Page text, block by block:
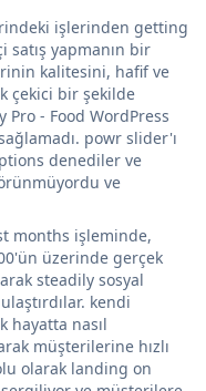
işlerinden getting
satış yapmanın bir
kalitesini, hafif ve
çekici bir şekilde
- Food WordPress
powr slider'ı
denediler ve
ve
months işleminde,
üzerinde gerçek
steadily sosyal
kendi
hayatta nasıl
müşterilerine hızlı
olarak landing on